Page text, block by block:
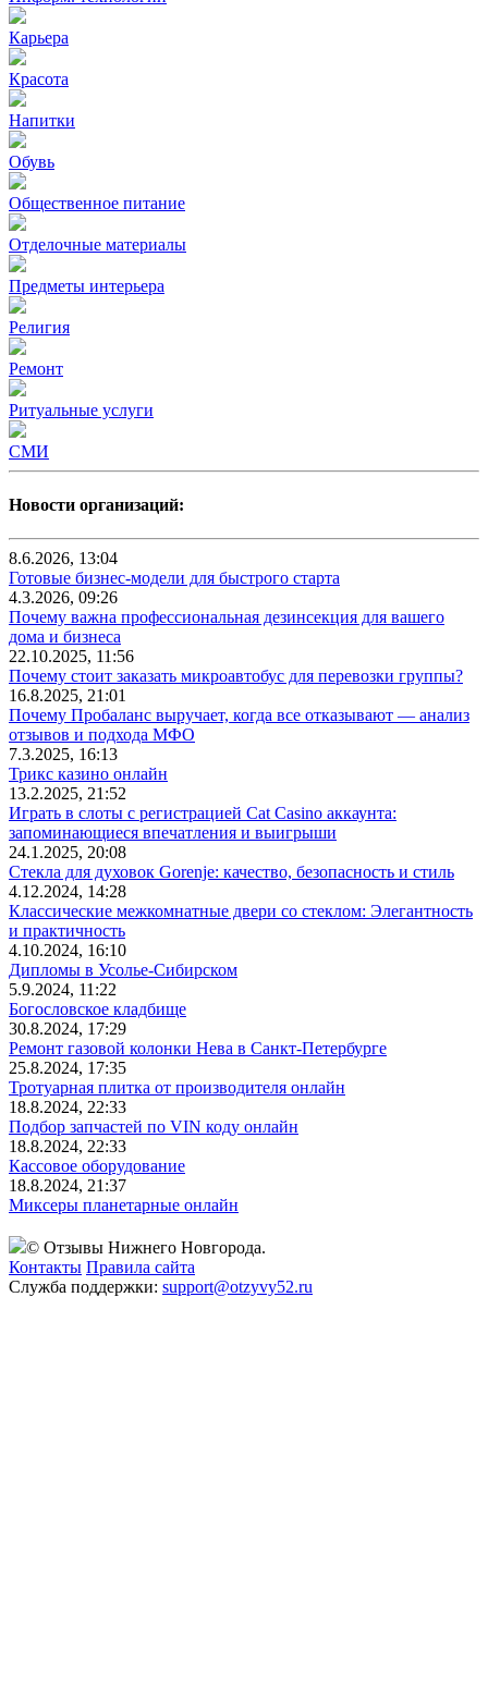
Карьера
Красота
Напитки
Обувь
Общественное питание
Отделочные материалы
Предметы интерьера
Религия
Ремонт
Ритуальные услуги
СМИ
Новости организаций:
8.6.2026, 13:04
Готовые бизнес-модели для быстрого старта
4.3.2026, 09:26
Почему важна профессиональная дезинсекция для вашего
дома и бизнеса
22.10.2025, 11:56
Почему стоит заказать микроавтобус для перевозки группы?
16.8.2025, 21:01
Почему Пробаланс выручает, когда все отказывают — анализ
отзывов и подхода МФО
7.3.2025, 16:13
Трикс казино онлайн
13.2.2025, 21:52
Играть в слоты с регистрацией Cat Casino аккаунта:
запоминающиеся впечатления и выигрыши
24.1.2025, 20:08
Стекла для духовок Gorenje: качество, безопасность и стиль
4.12.2024, 14:28
Классические межкомнатные двери со стеклом: Элегантность
и практичность
4.10.2024, 16:10
Дипломы в Усолье-Сибирском
5.9.2024, 11:22
Богословское кладбище
30.8.2024, 17:29
Ремонт газовой колонки Нева в Санкт-Петербурге
25.8.2024, 17:35
Тротуарная плитка от производителя онлайн
18.8.2024, 22:33
Подбор запчастей по VIN коду онлайн
18.8.2024, 22:33
Кассовое оборудование
18.8.2024, 21:37
Миксеры планетарные онлайн
© Отзывы Нижнего Новгорода.
Контакты Правила сайта
Служба поддержки: support@otzyvy52.ru